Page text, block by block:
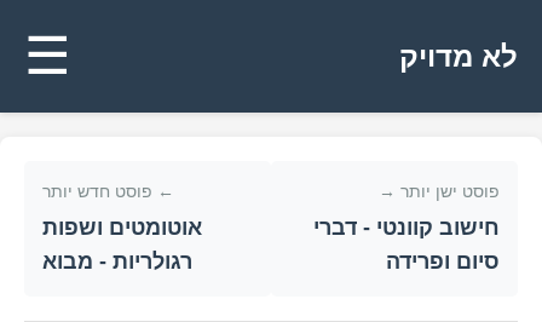
לא מדויק ☰
פוסט ישן יותר →
חישוב קוונטי - דברי
סיום ופרידה
← פוסט חדש יותר
אוטומטים ושפות
רגולריות - מבוא